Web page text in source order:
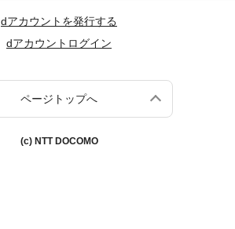
dアカウントを発行する
dアカウントログイン
ページトップへ
(c) NTT DOCOMO